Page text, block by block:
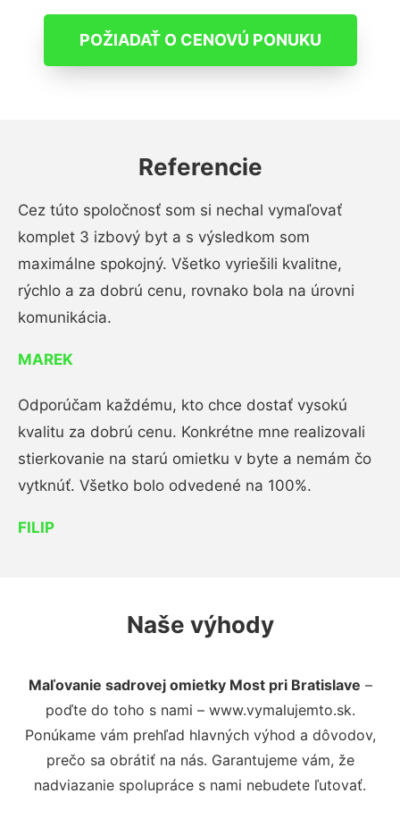
POŽIADAŤ O CENOVÚ PONUKU
Referencie
Cez túto spoločnosť som si nechal vymaľovať
komplet 3 izbový byt a s výsledkom som
maximálne spokojný. Všetko vyriešili kvalitne,
rýchlo a za dobrú cenu, rovnako bola na úrovni
komunikácia.
MAREK
Odporúčam každému, kto chce dostať vysokú
kvalitu za dobrú cenu. Konkrétne mne realizovali
stierkovanie na starú omietku v byte a nemám čo
vytknúť. Všetko bolo odvedené na 100%.
FILIP
Naše výhody
Maľovanie sadrovej omietky Most pri Bratislave –
poďte do toho s nami – www.vymalujemto.sk.
Ponúkame vám prehľad hlavných výhod a dôvodov,
prečo sa obrátiť na nás. Garantujeme vám, že
nadviazanie spolupráce s nami nebudete ľutovať.